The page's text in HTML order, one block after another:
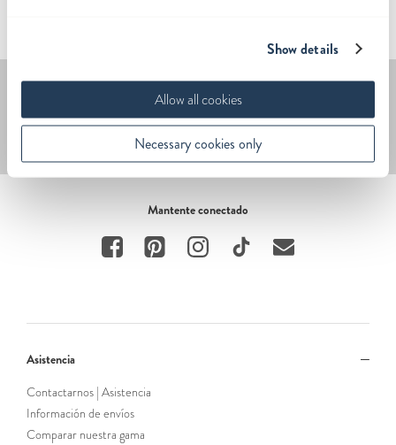
Show details
Allow all cookies
Necessary cookies only
Inscríbete - 20% de descuento.
Enviar
Mantente conectado
Asistencia
Contactarnos | Asistencia
Información de envíos
Comparar nuestra gama